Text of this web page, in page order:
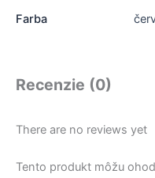
Farba
Recenzie (0)
There are no reviews yet
Tento produkt môžu